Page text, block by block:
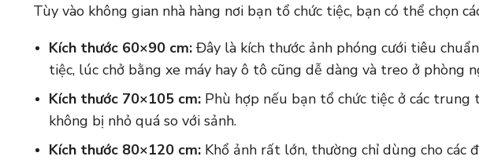
Tùy vào không gian nhà hàng nơi bạn tổ chức tiệc, bạn có thể chọn
Kích thước 60×90 cm:Đây là kích thước ảnh phóng cưới tiêu
tiệc, lúc chở bằng xe máy hay ô tô cũng dễ dàng và treo ở phòng
Kích thước 70×105 cm:Phù hợp nếu bạn tổ chức tiệc ở các trung
không bị nhỏ quá so với sảnh.
Kích thước 80×120 cm:Khổ ảnh rất lớn, thường chỉ dùng cho các